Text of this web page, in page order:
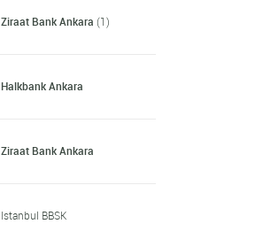
Ziraat Bank Ankara (1)
Halkbank Ankara
Ziraat Bank Ankara
Istanbul BBSK